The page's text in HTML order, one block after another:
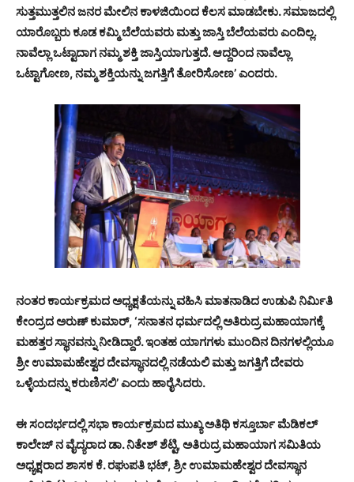
ಸುತ್ತಮುತ್ತಲಿನ ಜನರ ಮೇಲಿನ ಕಾಳಜಿಯಿಂದ ಕೆಲಸ ಮಾಡಬೇಕು. ಸಮಾಜದಲ್ಲಿ
ಯಾರೊಬ್ಬರು ಕೂಡ ಕಮ್ಮಿ ಬೆಲೆಯವರು ಮತ್ತು ಜಾಸ್ತಿ ಬೆಲೆಯವರು ಎಂದಿಲ್ಲ.
ನಾವೆಲ್ಲಾ ಒಟ್ಟಾದಾಗ ನಮ್ಮ ಶಕ್ತಿ ಜಾಸ್ತಿಯಾಗುತ್ತದೆ. ಆದ್ದರಿಂದ ನಾವೆಲ್ಲಾ
ಒಟ್ಟಾಗೋಣ, ನಮ್ಮ ಶಕ್ತಿಯನ್ನು ಜಗತ್ತಿಗೆ ತೋರಿಸೋಣ’ ಎಂದರು.
ನಂತರ ಕಾರ್ಯಕ್ರಮದ ಅಧ್ಯಕ್ಷತೆಯನ್ನು ವಹಿಸಿ ಮಾತನಾಡಿದ ಉಡುಪಿ ನಿರ್ಮಿತಿ
ಕೇಂದ್ರದ ಅರುಣ್ ಕುಮಾರ್, ‘ಸನಾತನ ಧರ್ಮದಲ್ಲಿ ಅತಿರುದ್ರ ಮಹಾಯಾಗಕ್ಕೆ
ಮಹತ್ತರ ಸ್ಥಾನವನ್ನು ನೀಡಿದ್ದಾರೆ. ಇಂತಹ ಯಾಗಗಳು ಮುಂದಿನ ದಿನಗಳಲ್ಲಿಯೂ
ಶ್ರೀ ಉಮಾಮಹೇಶ್ವರ ದೇವಸ್ಥಾನದಲ್ಲಿ ನಡೆಯಲಿ ಮತ್ತು ಜಗತ್ತಿಗೆ ದೇವರು
ಒಳ್ಳೆಯದನ್ನು ಕರುಣಿಸಲಿ’ ಎಂದು ಹಾರೈಸಿದರು.
ಈ ಸಂದರ್ಭದಲ್ಲಿ ಸಭಾ ಕಾರ್ಯಕ್ರಮದ ಮುಖ್ಯ ಅತಿಥಿ ಕಸ್ತೂರ್ಬಾ ಮೆಡಿಕಲ್
ಕಾಲೇಜ್ ನ ವೈದ್ಯರಾದ ಡಾ. ನಿತೇಶ್ ಶೆಟ್ಟಿ, ಅತಿರುದ್ರ ಮಹಾಯಾಗ ಸಮಿತಿಯ
ಅಧ್ಯಕ್ಷರಾದ ಶಾಸಕ ಕೆ. ರಘುಪತಿ ಭಟ್, ಶ್ರೀ ಉಮಾಮಹೇಶ್ವರ ದೇವಸ್ಥಾನ